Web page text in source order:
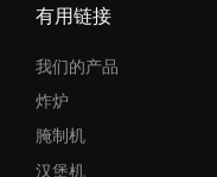
有用链接
我们的产品
炸炉
腌制机
汉堡机